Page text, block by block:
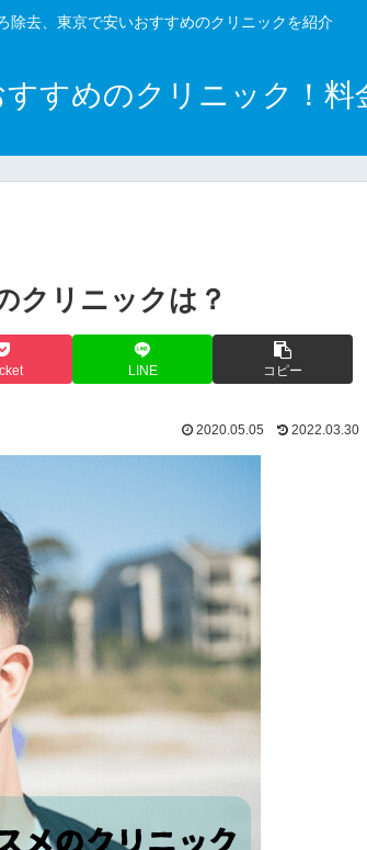
除去、東京で安いおすすめのクリニックを紹介
すめのクリニック！料
クリニックは？
LINE コピー
2020.05.05 2022.03.30